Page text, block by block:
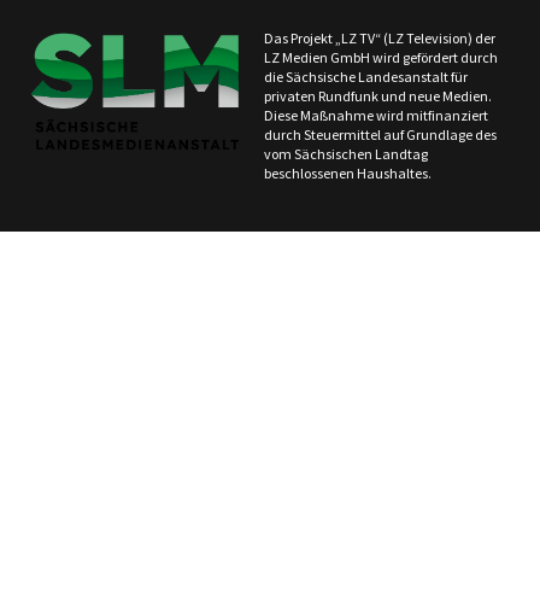
Das Projekt „LZ TV“ (LZ Television) der
LZ Medien GmbH wird gefördert durch
die Sächsische Landesanstalt für
privaten Rundfunk und neue Medien.
Diese Maßnahme wird mitfinanziert
durch Steuermittel auf Grundlage des
vom Sächsischen Landtag
beschlossenen Haushaltes.